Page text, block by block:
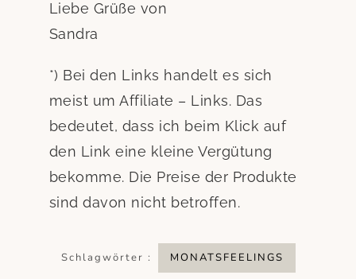
Liebe Grüße von
Sandra
*) Bei den Links handelt es sich
meist um Affiliate – Links. Das
bedeutet, dass ich beim Klick auf
den Link eine kleine Vergütung
bekomme. Die Preise der Produkte
sind davon nicht betroffen.
Schlagwörter : MONATSFEELINGS